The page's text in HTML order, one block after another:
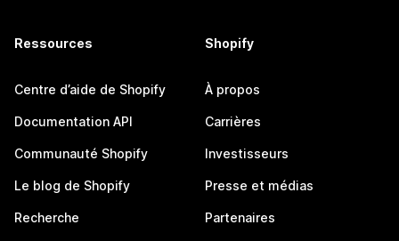
Ressources
Centre d’aide de Shopify
Documentation API
Communauté Shopify
Le blog de Shopify
Recherche
Shopify
À propos
Carrières
Investisseurs
Presse et médias
Partenaires